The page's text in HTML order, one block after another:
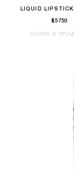
LIQUID
$5750
СКОРО В